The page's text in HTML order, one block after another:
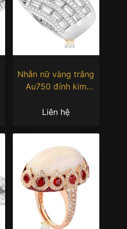
Nhẫn nữ vàng trắng
Au750 đính kim
Liên hệ